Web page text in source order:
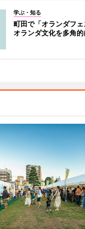
学ぶ・知る
町田で「オランダフ
オランダ文化を多角